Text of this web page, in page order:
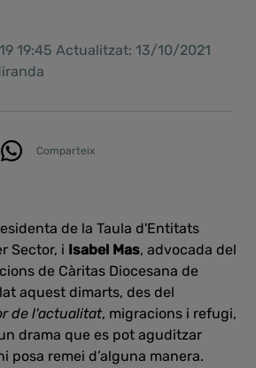
19:45 Actualitzat: 13/10/2021
Comparteix
de la Taula d'Entitats
Sector, i Isabel Mas, advocada del
de Càritas Diocesana de
aquest dimarts, des del
de l'actualitat, migracions i refugi,
drama que es pot aguditzar
posa remei d’alguna manera.